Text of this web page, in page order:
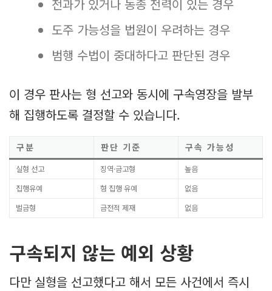
전과가 있거나 동종 전력이 있는 경우
도주 가능성을 법원이 우려하는 경우
범행 수법이 중대하다고 판단된 경우
이 경우 판사는 형 선고와 동시에 구속영장을 발부
해 집행하도록 결정할 수 있습니다.
구분 판단 기준 구속 가능성
실형 선고 징역·금고형
높음
집행유예
형 집행 유예
없음
벌금형
금전적 제재 없음
구속되지 않는 예외 상황
다만 실형을 선고했다고 해서 모든 사건에서 즉시